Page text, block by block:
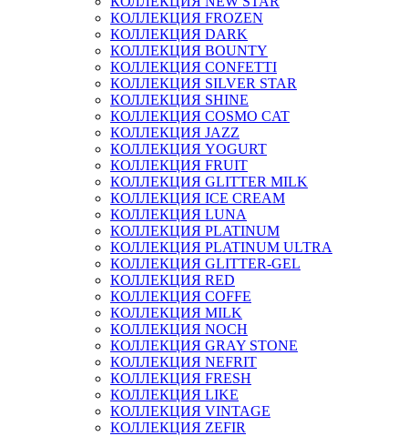
КОЛЛЕКЦИЯ FROZEN
КОЛЛЕКЦИЯ DARK
КОЛЛЕКЦИЯ BOUNTY
КОЛЛЕКЦИЯ CONFETTI
КОЛЛЕКЦИЯ SILVER STAR
КОЛЛЕКЦИЯ SHINE
КОЛЛЕКЦИЯ COSMO CAT
КОЛЛЕКЦИЯ JAZZ
КОЛЛЕКЦИЯ YOGURT
КОЛЛЕКЦИЯ FRUIT
КОЛЛЕКЦИЯ GLITTER MILK
КОЛЛЕКЦИЯ ICE CREAM
КОЛЛЕКЦИЯ LUNA
КОЛЛЕКЦИЯ PLATINUM
КОЛЛЕКЦИЯ PLATINUM ULTRA
КОЛЛЕКЦИЯ GLITTER-GEL
КОЛЛЕКЦИЯ RED
КОЛЛЕКЦИЯ COFFE
КОЛЛЕКЦИЯ MILK
КОЛЛЕКЦИЯ NOCH
КОЛЛЕКЦИЯ GRAY STONE
КОЛЛЕКЦИЯ NEFRIT
КОЛЛЕКЦИЯ FRESH
КОЛЛЕКЦИЯ LIKE
КОЛЛЕКЦИЯ VINTAGE
КОЛЛЕКЦИЯ ZEFIR